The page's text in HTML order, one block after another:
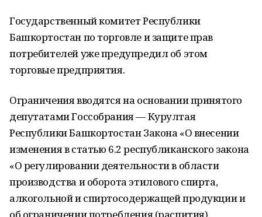
Государственный комитет Республики
Башкортостан по торговле и защите прав
потребителей уже предупредил об этом
торговые предприятия.
Ограничения вводятся на основании принятого
депутатами Госсобрания — Курултая
Республики Башкортостан Закона «О внесении
изменения в статью 6.2 республиканского закона
«О регулировании деятельности в области
производства и оборота этилового спирта,
алкогольной и спиртосодержащей продукции и